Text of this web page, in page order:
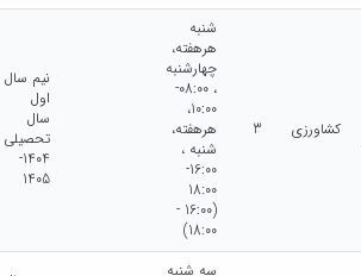
کشاورزی 3
شنبه
هرهفته،
چهارشنبه
، 08:00-
10:00،
هرهفته،
شنبه ،
16:00-
18:00
(16:00 -
18:00)
نیم سال
اول
سال
تحصیلی
1404-
1405
سه شنبه